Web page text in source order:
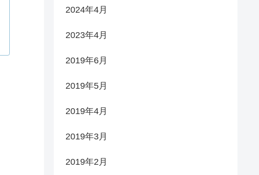
2024年4月
2023年4月
2019年6月
2019年5月
2019年4月
2019年3月
2019年2月